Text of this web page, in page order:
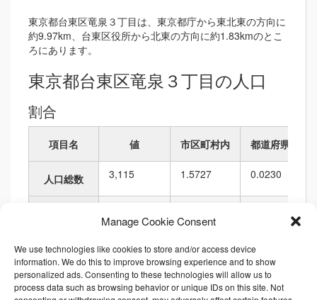
Manage Cookie Consent
We use technologies like cookies to store and/or access device
information. We do this to improve browsing experience and to show
personalized ads. Consenting to these technologies will allow us to
process data such as browsing behavior or unique IDs on this site. Not
東京都台東区竜泉３丁目は、東京都庁から東北東の方向に
約9.97km、台東区役所から北東の方向に約1.83kmのとこ
ろにあります。
東京都台東区竜泉３丁目の人口
割合
項目名 値 市区町村内 都道府県内
人口総数 3,115 1.5727 0.0230
人口密度 28,324.25 1.1110
面積 109,976.44 1.0904 0.0050